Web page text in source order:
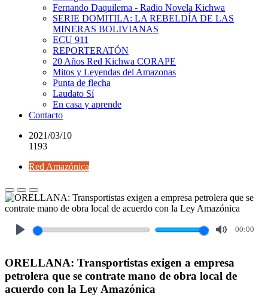
Fernando Daquilema - Radio Novela Kichwa
SERIE DOMITILA: LA REBELDÍA DE LAS
MINERAS BOLIVIANAS
ECU 911
REPORTERATÓN
20 Años Red Kichwa CORAPE
Mitos y Leyendas del Amazonas
Punta de flecha
Laudato Sí
En casa y aprende
Contacto
2021/03/10
1193
Red Amazónica
00:00
ORELLANA: Transportistas exigen a empresa
petrolera que se contrate mano de obra local de
acuerdo con la Ley Amazónica